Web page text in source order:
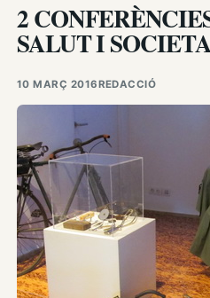
2
SALUT I
10 MARÇ 2016REDACCIÓ